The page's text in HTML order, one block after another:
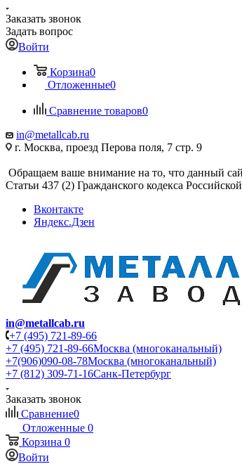
Заказать звонок
Задать вопрос
Войти
Корзина0
Отложенные0
Сравнение товаров0
in@metallcab.ru
г. Москва, проезд Перова поля, 7 стр. 9
Обращаем ваше внимание на то, что данный
Статьи 437 (2) Гражданского кодекса
Вконтакте
Яндекс.Дзен
in@metallcab.ru
+7 (495) 721-89-66
+7 (495) 721-89-66Москва (многоканальный)
+7(906)090-08-78Москва (многоканальный)
+7 (812) 309-71-16Санк-Петербург
Заказать звонок
Сравнение0
Отложенные 0
Корзина 0
Войти